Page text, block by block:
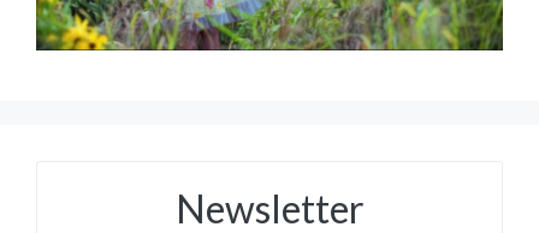
Newsletter